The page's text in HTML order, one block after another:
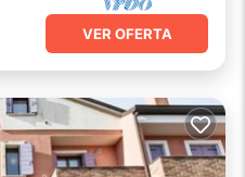
VER OFERTA